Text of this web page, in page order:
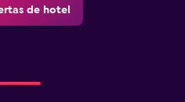
de hotel